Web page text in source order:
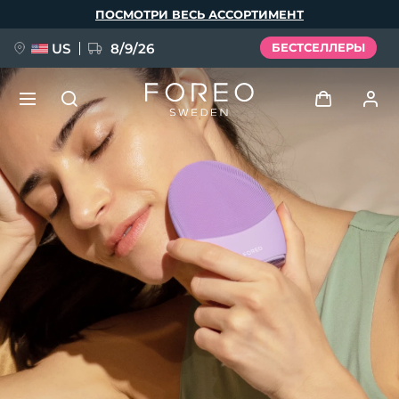
ПОСМОТРИ ВЕСЬ АССОРТИМЕНТ
US 8/9/26 БЕСТСЕЛЛЕРЫ
Профиль пользователя
Мои приборы
Мои заказы
Мои адреса
Мои подписки
НОВИНКА
FAQ™ Pure Beauty-Tech Elixir
BREAKING NEWS
issa™ Teeth Whitening Set
Язык
English Deutsch
Español
Français
Italiano
Português
Svenska
Русский
Türkçe
简体中文 繁體中文